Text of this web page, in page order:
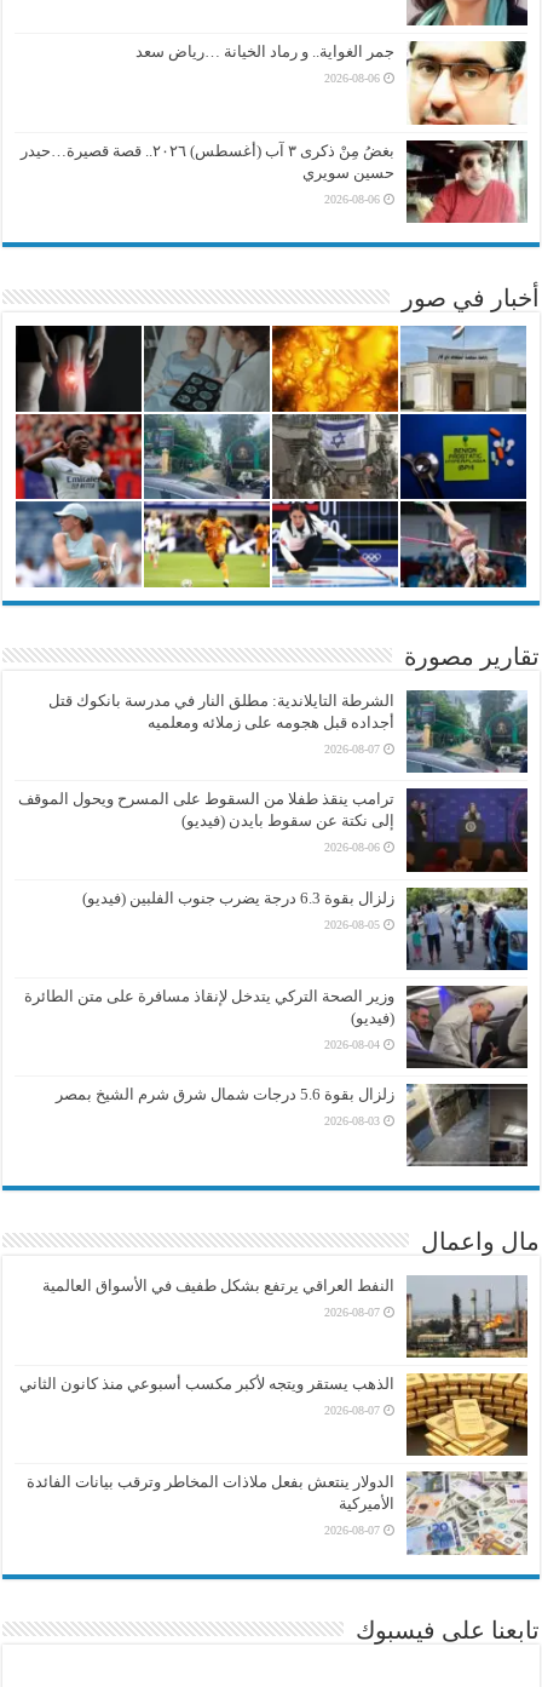
جمر الغواية.. و رماد الخيانة …رياض سعد
2026-08-06
بغضُ مِنْ ذكرى ٣ آب (أغسطس) ٢٠٢٦.. قصة قصيرة…حيدر
حسين سويري
2026-08-06
أخبار في صور
تقارير مصورة
الشرطة التايلاندية: مطلق النار في مدرسة بانكوك قتل
أجداده قبل هجومه على زملائه ومعلميه
2026-08-07
ترامب ينقذ طفلا من السقوط على المسرح ويحول الموقف
إلى نكتة عن سقوط بايدن (فيديو)
2026-08-06
زلزال بقوة 6.3 درجة يضرب جنوب الفلبين (فيديو)
2026-08-05
وزير الصحة التركي يتدخل لإنقاذ مسافرة على متن الطائرة
(فيديو)
2026-08-04
زلزال بقوة 5.6 درجات شمال شرق شرم الشيخ بمصر
2026-08-03
مال واعمال
النفط العراقي يرتفع بشكل طفيف في الأسواق العالمية
2026-08-07
الذهب يستقر ويتجه لأكبر مكسب أسبوعي منذ كانون الثاني
2026-08-07
الدولار ينتعش بفعل ملاذات المخاطر وترقب بيانات الفائدة
الأميركية
2026-08-07
تابعنا على فيسبوك